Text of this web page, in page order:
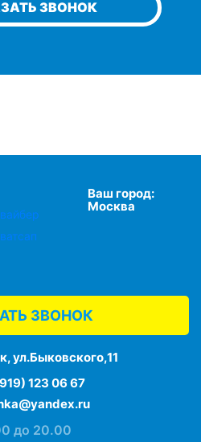
ЗВОНОК
Ваш город:
Москва
ЗВОНОК
ул.Быковского,11
123 06 67
до 20.00